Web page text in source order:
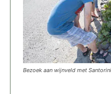
Bezoek aan wijnveld met